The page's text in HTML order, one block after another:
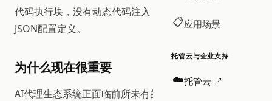
📋应用场景
托管云与企业支持
☁️托管云 ↗
代码执行块，没有动态代码注入，代理行为仅通过声明式
JSON配置定义。
为什么现在很重要
AI代理生态系统正面临前所未有的安全压力。2026年